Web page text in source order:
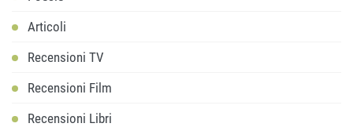
Articoli
Recensioni TV
Recensioni Film
Recensioni Libri